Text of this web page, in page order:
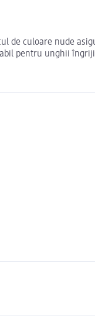
de culoare nude
pentru unghii